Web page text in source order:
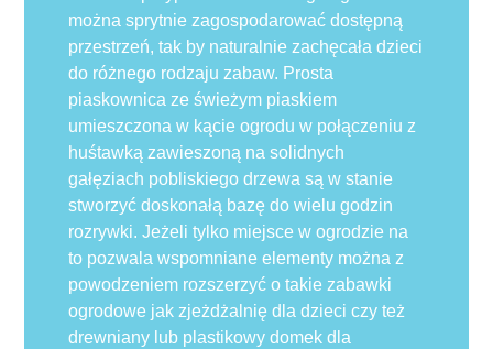
można sprytnie zagospodarować dostępną
przestrzeń, tak by naturalnie zachęcała dzieci
do różnego rodzaju zabaw. Prosta
piaskownica ze świeżym piaskiem
umieszczona w kącie ogrodu w połączeniu z
huśtawką zawieszoną na solidnych
gałęziach pobliskiego drzewa są w stanie
stworzyć doskonałą bazę do wielu godzin
rozrywki. Jeżeli tylko miejsce w ogrodzie na
to pozwala wspomniane elementy można z
powodzeniem rozszerzyć o takie zabawki
ogrodowe jak zjeżdżalnię dla dzieci czy też
drewniany lub plastikowy domek dla